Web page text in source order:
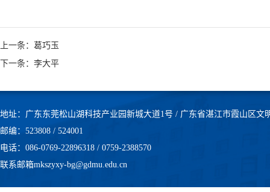
上一条：葛巧玉
下一条：李大平
地址：广东东莞松山湖科技产业园新城大道1号 / 广东省湛江市霞山区文
邮编：523808 / 524001
电话：086-0769-22896318 / 0759-2388570
联系邮箱mkszyxy-bg@gdmu.edu.cn